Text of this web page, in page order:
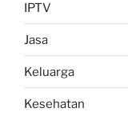
IPTV
Jasa
Keluarga
Kesehatan